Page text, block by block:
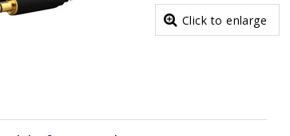
Click to enlarge